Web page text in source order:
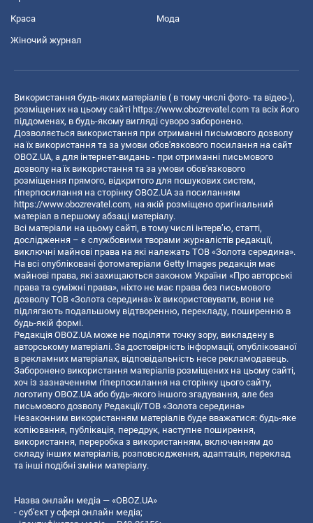
Краса Мода
Жіночий журнал
Використання будь-яких матеріалів ( в тому числі фото- та відео-),
розміщених на цьому сайті https://www.obozrevatel.com та всіх його
піддоменах, в будь-якому вигляді суворо заборонено.
Дозволяється використання при отриманні письмового дозволу
на їх використання та за умови обов'язкового посилання на сайт
OBOZ.UA, а для інтернет-видань - при отриманні письмового
дозволу на їх використання та за умови обов'язкового
розміщення прямого, відкритого для пошукових систем,
гіперпосилання на сторінку OBOZ.UA за посиланням
https://www.obozrevatel.com, на якій розміщено оригінальний
матеріал в першому абзаці матеріалу.
Всі матеріали на цьому сайті, в тому числі інтерв’ю, статті,
дослідження – є службовими творами журналістів редакції,
виключні майнові права на які належать ТОВ «Золота середина».
На всі опубліковані фотоматеріали Getty Images редакція має
майнові права, які захищаються законом України «Про авторські
права та суміжні права», ніхто не має права без письмового
дозволу ТОВ «Золота середина» їх використовувати, вони не
підлягають подальшому відтворенню, перекладу, поширенню в
будь-якій формі.
Редакція OBOZ.UA може не поділяти точку зору, викладену в
авторському матеріалі. За достовірність інформації, опублікованої
в рекламних матеріалах, відповідальність несе рекламодавець.
Заборонено використання матеріалів розміщених на цьому сайті,
хоч із зазначенням гіперпосилання на сторінку цього сайту,
логотипу OBOZ.UA або будь-якого іншого згадування, але без
письмового дозволу Редакції/ТОВ «Золота середина»
Незаконним використанням матеріалів буде вважатися: будь-яке
копiювання, публiкацiя, передрук, наступне поширення,
використання, переробка з використанням, включенням до
складу інших матеріалів, розповсюдження, адаптація, переклад
та інші подібні зміни матеріалу.
Назва онлайн медіа — «OBOZ.UA»
- суб'єкт у сфері онлайн медіа;